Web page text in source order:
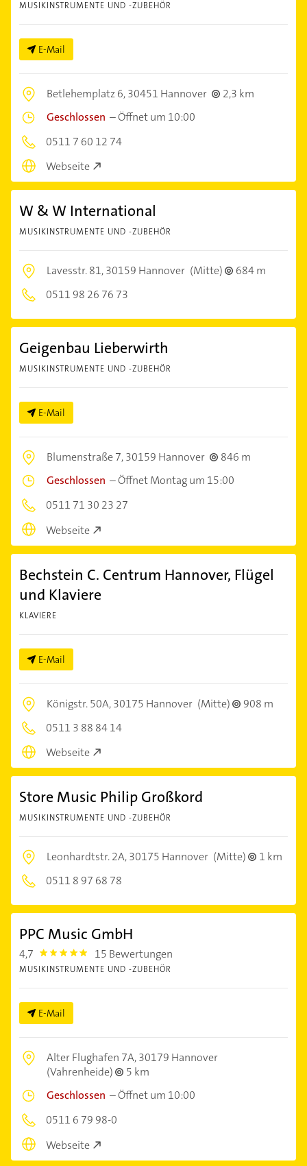
MUSIKINSTRUMENTE UND -ZUBEHÖR
E-Mail
Betlehemplatz 6,30451 Hannover
2,3 km
Geschlossen –Öffnet um 10:00
0511 7 60 12 74
Webseite
W & W International
MUSIKINSTRUMENTE UND -ZUBEHÖR
Lavesstr. 81,30159 Hannover (Mitte)
684 m
0511 98 26 76 73
Geigenbau Lieberwirth
MUSIKINSTRUMENTE UND -ZUBEHÖR
E-Mail
Blumenstraße 7,30159 Hannover
846 m
Geschlossen –Öffnet Montag um 15:00
0511 71 30 23 27
Webseite
Bechstein C. Centrum Hannover, Flügel
und Klaviere
KLAVIERE
E-Mail
Königstr. 50A,30175 Hannover (Mitte)
908 m
0511 3 88 84 14
Webseite
Store Music Philip Großkord
MUSIKINSTRUMENTE UND -ZUBEHÖR
Leonhardtstr. 2A,30175 Hannover (Mitte)
1 km
0511 8 97 68 78
PPC Music GmbH
4,7 4.7000003 15 Bewertungen
MUSIKINSTRUMENTE UND -ZUBEHÖR
E-Mail
Alter Flughafen 7A,30179 Hannover
(Vahrenheide)
5 km
Geschlossen –Öffnet um 10:00
0511 6 79 98-0
Webseite